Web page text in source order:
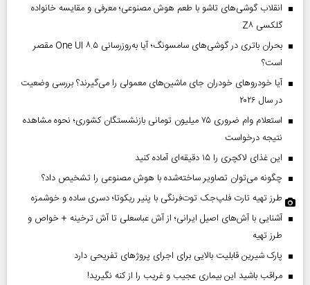
انقلاب گوشی‌های تاشو‌ با طعم هوش مصنوعی؛ معرفی و مقایسه خانواده
گلکسی Z۸
بحران باتری در گوشی‌های سامسونگ؛ آیا به‌روزرسانی One UI ۸.۵ مقصر
است؟
آیا خودروهای خودران جای ماشین‌های معمولی را می‌گیرند؟ بررسی وضعیت
در سال ۲۰۲۶
استعلام وام ضروری ۷۵ میلیون تومانی بازنشستگان کشوری؛ نحوه مشاهده
نتیجه درخواست
این غذای لاکچری را ۱۵ دقیقه‌ای آماده کنید
چگونه می‌توان تصاویر ساخته‌شده با هوش مصنوعی را تشخیص داد؟
طرز تهیه تارت فلپ‌جک توت‌فرنگی با پنیر ریکوتا؛ دسری ساده و خوشمزه
آشنایی با آش‌های اصیل ایرانی؛ از آش عباسعلی تا آش ترخینه + خواص و
طرز تهیه
پارک شیرین قابلیت‌ بالایی برای اجرای پروژهای تفریحی دارد
مراقب باشید این بیماری عجیب و غریب را از کنه نگیرید!